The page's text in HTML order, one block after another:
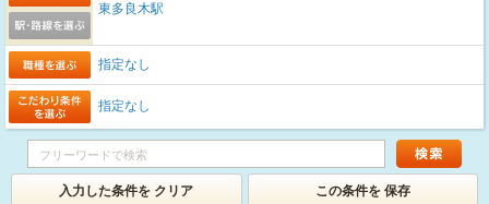
東多良木駅
指定なし
指定なし
入力した条件を クリア この条件を 保存